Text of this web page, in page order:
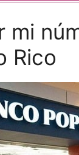
mi
Rico